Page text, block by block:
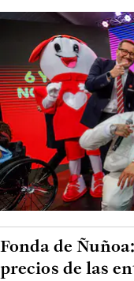
Fonda de
precios de las